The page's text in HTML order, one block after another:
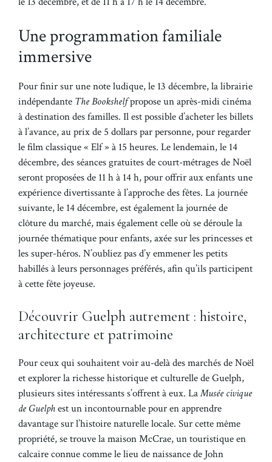
Une programmation familiale
immersive
Pour finir sur une note ludique, le 13 décembre, la librairie
indépendante The Bookshelfpropose un après-midi cinéma
à destination des familles. Il est possible d’acheter les billets
à l’avance, au prix de 5 dollars par personne, pour regarder
le film classique « Elf » à 15 heures. Le lendemain, le 14
décembre, des séances gratuites de court-métrages de Noël
seront proposées de 11 h à 14 h, pour offrir aux enfants une
expérience divertissante à l’approche des fêtes. La journée
suivante, le 14 décembre, est également la journée de
clôture du marché, mais également celle où se déroule la
journée thématique pour enfants, axée sur les princesses et
les super-héros. N’oubliez pas d’y emmener les petits
habillés à leurs personnages préférés, afin qu’ils participent
à cette fête joyeuse.
Découvrir Guelph autrement : histoire,
architecture et patrimoine
Pour ceux qui souhaitent voir au-delà des marchés de Noël
et explorer la richesse historique et culturelle de Guelph,
plusieurs sites intéressants s’offrent à eux. LaMusée civique
de Guelphest un incontournable pour en apprendre
davantage sur l’histoire naturelle locale. Sur cette même
propriété, se trouve la maison McCrae, un touristique en
calcaire connue comme le lieu de naissance de John